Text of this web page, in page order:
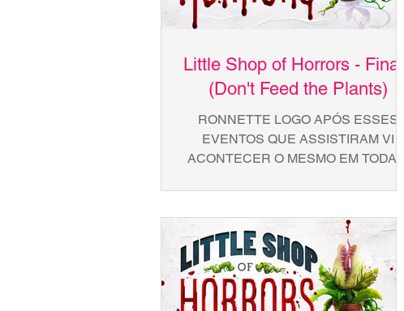
Little Shop of Horrors - Finale
(Don't Feed the Plants)
RONNETTE LOGO APÓS ESSES
EVENTOS QUE ASSISTIRAM VI
ACONTECER O MESMO EM TODA A